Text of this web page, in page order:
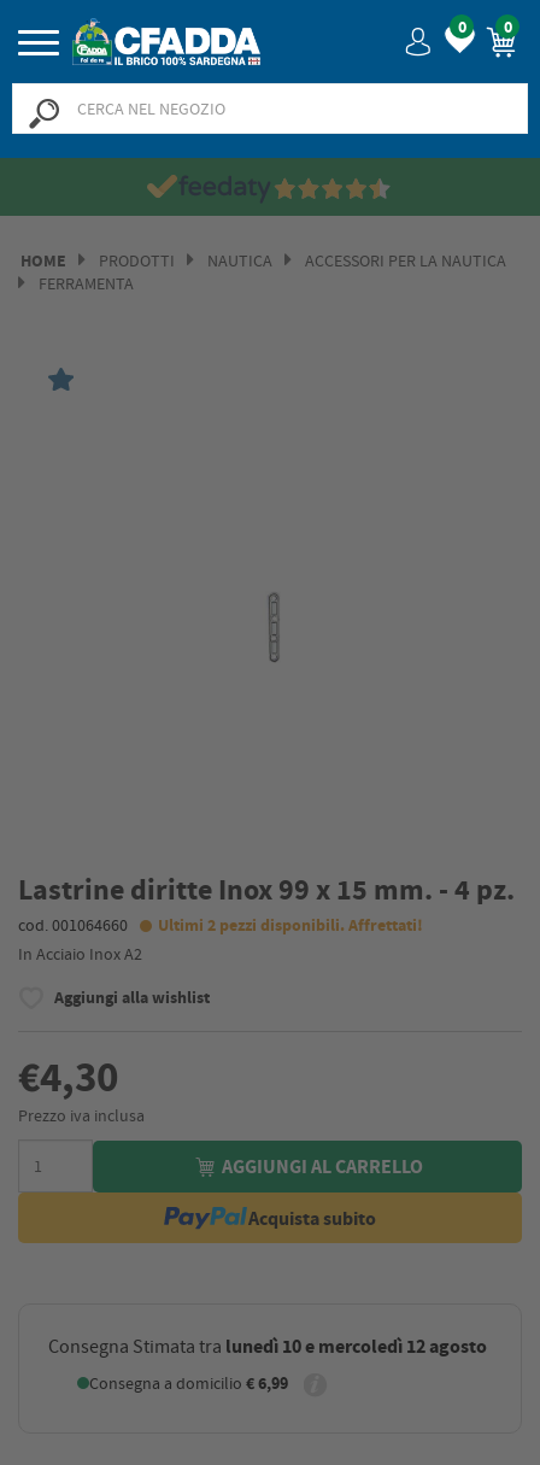
0 0
HOME PRODOTTI NAUTICA
ACCESSORI PER LA NAUTICA
FERRAMENTA
Lastrine diritte Inox 99 x 15 mm. - 4 pz.
cod. 001064660 Ultimi 2 pezzi disponibili. Affrettati!
In Acciaio Inox A2
Aggiungi alla wishlist
€4,30
Prezzo iva inclusa
AGGIUNGI AL CARRELLO
Acquista subito
Consegna Stimata tra lunedì 10 e mercoledì 12 agosto
Consegna a domicilio € 6,99